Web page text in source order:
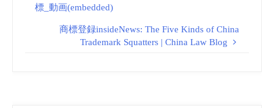
標_動画(embedded)
商標登録insideNews: The Five Kinds of China
Trademark Squatters | China Law Blog